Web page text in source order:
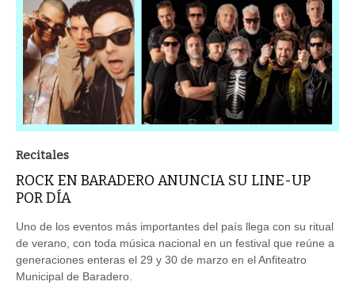
Recitales
ROCK EN BARADERO ANUNCIA SU LINE-UP
POR DÍA
Uno de los eventos más importantes del país llega con su ritual
de verano, con toda música nacional en un festival que reúne a
generaciones enteras el 29 y 30 de marzo en el Anfiteatro
Municipal de Baradero.